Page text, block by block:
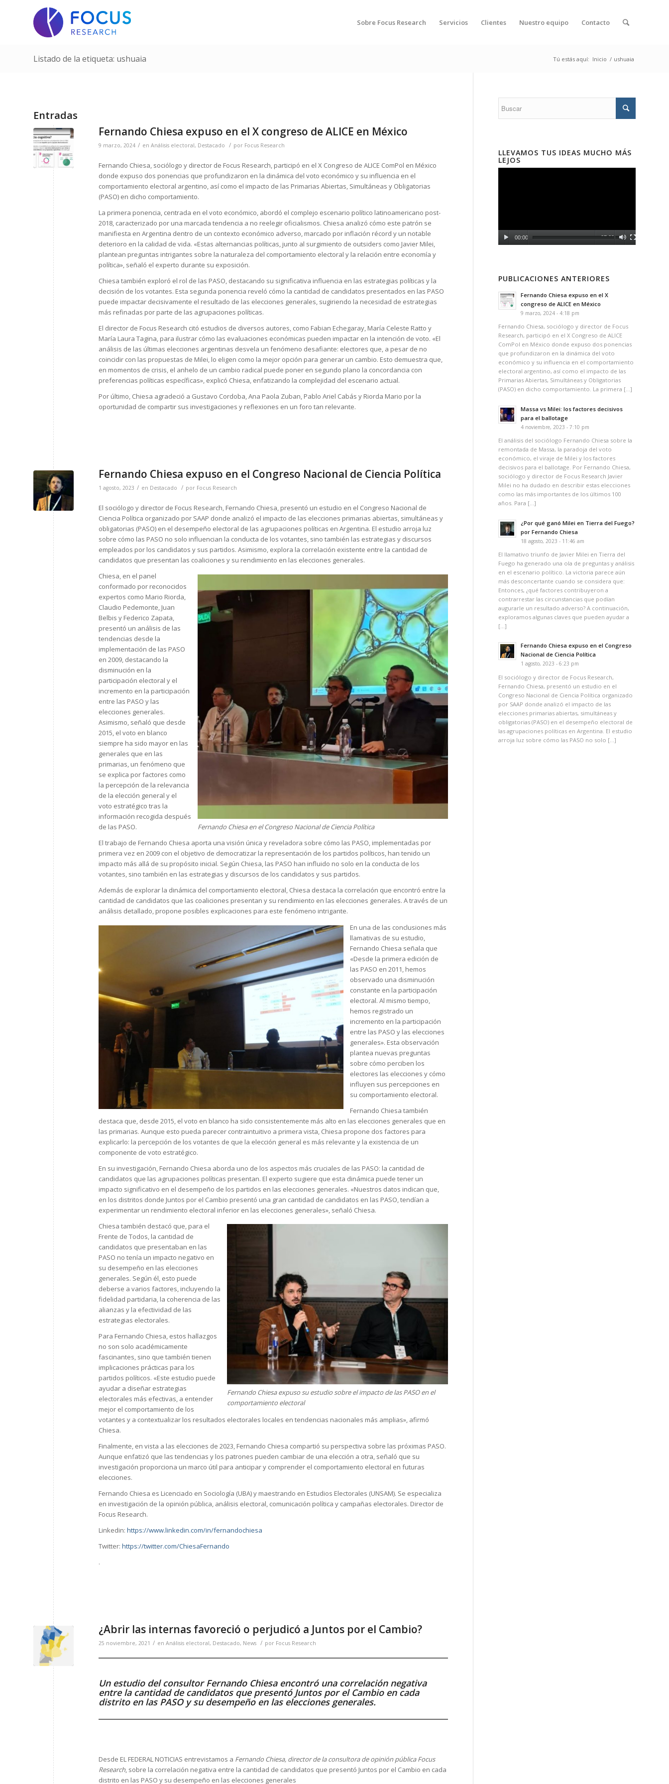
Sobre Focus Research Servicios Clientes Nuestro equipo Contacto
Listado de la etiqueta: ushuaia Tú estás aquí: Inicio / ushuaia
Entradas
Fernando Chiesa expuso en el X congreso de ALICE en México
9 marzo, 2024 / en Análisis electoral, Destacado / por Focus Research
Fernando Chiesa, sociólogo y director de Focus Research, participó en el X Congreso de ALICE ComPol en México
donde expuso dos ponencias que profundizaron en la dinámica del voto económico y su influencia en el
comportamiento electoral argentino, así como el impacto de las Primarias Abiertas, Simultáneas y Obligatorias
(PASO) en dicho comportamiento.
La primera ponencia, centrada en el voto económico, abordó el complejo escenario político latinoamericano post-
2018, caracterizado por una marcada tendencia a no reelegir oficialismos. Chiesa analizó cómo este patrón se
manifiesta en Argentina dentro de un contexto económico adverso, marcado por inflación récord y un notable
deterioro en la calidad de vida. «Estas alternancias políticas, junto al surgimiento de outsiders como Javier Milei,
plantean preguntas intrigantes sobre la naturaleza del comportamiento electoral y la relación entre economía y
política», señaló el experto durante su exposición.
Chiesa también exploró el rol de las PASO, destacando su significativa influencia en las estrategias políticas y la
decisión de los votantes. Esta segunda ponencia reveló cómo la cantidad de candidatos presentados en las PASO
puede impactar decisivamente el resultado de las elecciones generales, sugiriendo la necesidad de estrategias
más refinadas por parte de las agrupaciones políticas.
El director de Focus Research citó estudios de diversos autores, como Fabian Echegaray, María Celeste Ratto y
María Laura Tagina, para ilustrar cómo las evaluaciones económicas pueden impactar en la intención de voto. «El
análisis de las últimas elecciones argentinas desvela un fenómeno desafiante: electores que, a pesar de no
coincidir con las propuestas de Milei, lo eligen como la mejor opción para generar un cambio. Esto demuestra que,
en momentos de crisis, el anhelo de un cambio radical puede poner en segundo plano la concordancia con
preferencias políticas específicas», explicó Chiesa, enfatizando la complejidad del escenario actual.
Por último, Chiesa agradeció a Gustavo Cordoba, Ana Paola Zuban, Pablo Ariel Cabás y Riorda Mario por la
oportunidad de compartir sus investigaciones y reflexiones en un foro tan relevante.
Fernando Chiesa expuso en el Congreso Nacional de Ciencia Política
1 agosto, 2023 / en Destacado / por Focus Research
El sociólogo y director de Focus Research, Fernando Chiesa, presentó un estudio en el Congreso Nacional de
Ciencia Política organizado por SAAP donde analizó el impacto de las elecciones primarias abiertas, simultáneas y
obligatorias (PASO) en el desempeño electoral de las agrupaciones políticas en Argentina. El estudio arroja luz
sobre cómo las PASO no solo influencian la conducta de los votantes, sino también las estrategias y discursos
empleados por los candidatos y sus partidos. Asimismo, explora la correlación existente entre la cantidad de
candidatos que presentan las coaliciones y su rendimiento en las elecciones generales.
Fernando Chiesa en el Congreso Nacional de Ciencia Política
Chiesa, en el panel
conformado por reconocidos
expertos como Mario Riorda,
Claudio Pedemonte, Juan
Belbis y Federico Zapata,
presentó un análisis de las
tendencias desde la
implementación de las PASO
en 2009, destacando la
disminución en la
participación electoral y el
incremento en la participación
entre las PASO y las
elecciones generales.
Asimismo, señaló que desde
2015, el voto en blanco
siempre ha sido mayor en las
generales que en las
primarias, un fenómeno que
se explica por factores como
la percepción de la relevancia
de la elección general y el
voto estratégico tras la
información recogida después
de las PASO.
El trabajo de Fernando Chiesa aporta una visión única y reveladora sobre cómo las PASO, implementadas por
primera vez en 2009 con el objetivo de democratizar la representación de los partidos políticos, han tenido un
impacto más allá de su propósito inicial. Según Chiesa, las PASO han influido no solo en la conducta de los
votantes, sino también en las estrategias y discursos de los candidatos y sus partidos.
Además de explorar la dinámica del comportamiento electoral, Chiesa destaca la correlación que encontró entre la
cantidad de candidatos que las coaliciones presentan y su rendimiento en las elecciones generales. A través de un
análisis detallado, propone posibles explicaciones para este fenómeno intrigante.
En una de las conclusiones más
llamativas de su estudio,
Fernando Chiesa señala que
«Desde la primera edición de
las PASO en 2011, hemos
observado una disminución
constante en la participación
electoral. Al mismo tiempo,
hemos registrado un
incremento en la participación
entre las PASO y las elecciones
generales». Esta observación
plantea nuevas preguntas
sobre cómo perciben los
electores las elecciones y cómo
influyen sus percepciones en
su comportamiento electoral.
Fernando Chiesa también
destaca que, desde 2015, el voto en blanco ha sido consistentemente más alto en las elecciones generales que en
las primarias. Aunque esto pueda parecer contraintuitivo a primera vista, Chiesa propone dos factores para
explicarlo: la percepción de los votantes de que la elección general es más relevante y la existencia de un
componente de voto estratégico.
En su investigación, Fernando Chiesa aborda uno de los aspectos más cruciales de las PASO: la cantidad de
candidatos que las agrupaciones políticas presentan. El experto sugiere que esta dinámica puede tener un
impacto significativo en el desempeño de los partidos en las elecciones generales. «Nuestros datos indican que,
en los distritos donde Juntos por el Cambio presentó una gran cantidad de candidatos en las PASO, tendían a
experimentar un rendimiento electoral inferior en las elecciones generales», señaló Chiesa.
Fernando Chiesa expuso su estudio sobre el impacto de las PASO en el
comportamiento electoral
Chiesa también destacó que, para el
Frente de Todos, la cantidad de
candidatos que presentaban en las
PASO no tenía un impacto negativo en
su desempeño en las elecciones
generales. Según él, esto puede
deberse a varios factores, incluyendo la
fidelidad partidaria, la coherencia de las
alianzas y la efectividad de las
estrategias electorales.
Para Fernando Chiesa, estos hallazgos
no son solo académicamente
fascinantes, sino que también tienen
implicaciones prácticas para los
partidos políticos. «Este estudio puede
ayudar a diseñar estrategias
electorales más efectivas, a entender
mejor el comportamiento de los
votantes y a contextualizar los resultados electorales locales en tendencias nacionales más amplias», afirmó
Chiesa.
Finalmente, en vista a las elecciones de 2023, Fernando Chiesa compartió su perspectiva sobre las próximas PASO.
Aunque enfatizó que las tendencias y los patrones pueden cambiar de una elección a otra, señaló que su
investigación proporciona un marco útil para anticipar y comprender el comportamiento electoral en futuras
elecciones.
Fernando Chiesa es Licenciado en Sociología (UBA) y maestrando en Estudios Electorales (UNSAM). Se especializa
en investigación de la opinión pública, análisis electoral, comunicación política y campañas electorales. Director de
Focus Research.
Linkedin: https://www.linkedin.com/in/fernandochiesa
Twitter: https://twitter.com/ChiesaFernando
.
¿Abrir las internas favoreció o perjudicó a Juntos por el Cambio?
25 noviembre, 2021 / en Análisis electoral, Destacado, News / por Focus Research
Un estudio del consultor Fernando Chiesa encontró una correlación negativa
entre la cantidad de candidatos que presentó Juntos por el Cambio en cada
distrito en las PASO y su desempeño en las elecciones generales.
Desde EL FEDERAL NOTICIAS entrevistamos a Fernando Chiesa, director de la consultora de opinión pública Focus
Research, sobre la correlación negativa entre la cantidad de candidatos que presentó Juntos por el Cambio en cada
distrito en las PASO y su desempeño en las elecciones generales
LLEVAMOS TUS IDEAS MUCHO MÁS
LEJOS
00:00 07:09
PUBLICACIONES ANTERIORES
Fernando Chiesa expuso en el X
congreso de ALICE en México
9 marzo, 2024 - 4:18 pm
Fernando Chiesa, sociólogo y director de Focus
Research, participó en el X Congreso de ALICE
ComPol en México donde expuso dos ponencias
que profundizaron en la dinámica del voto
económico y su influencia en el comportamiento
electoral argentino, así como el impacto de las
Primarias Abiertas, Simultáneas y Obligatorias
(PASO) en dicho comportamiento. La primera […]
Massa vs Milei: los factores decisivos
para el ballotage
4 noviembre, 2023 - 7:10 pm
El análisis del sociólogo Fernando Chiesa sobre la
remontada de Massa, la paradoja del voto
económico, el viraje de Milei y los factores
decisivos para el ballotage. Por Fernando Chiesa,
sociólogo y director de Focus Research Javier
Milei no ha dudado en describir estas elecciones
como las más importantes de los últimos 100
años. Para […]
¿Por qué ganó Milei en Tierra del Fuego?
por Fernando Chiesa
18 agosto, 2023 - 11:46 am
El llamativo triunfo de Javier Milei en Tierra del
Fuego ha generado una ola de preguntas y análisis
en el escenario político. La victoria parece aún
más desconcertante cuando se considera que:
Entonces, ¿qué factores contribuyeron a
contrarrestar las circunstancias que podían
augurarle un resultado adverso? A continuación,
exploramos algunas claves que pueden ayudar a
[…]
Fernando Chiesa expuso en el Congreso
Nacional de Ciencia Política
1 agosto, 2023 - 6:23 pm
El sociólogo y director de Focus Research,
Fernando Chiesa, presentó un estudio en el
Congreso Nacional de Ciencia Política organizado
por SAAP donde analizó el impacto de las
elecciones primarias abiertas, simultáneas y
obligatorias (PASO) en el desempeño electoral de
las agrupaciones políticas en Argentina. El estudio
arroja luz sobre cómo las PASO no solo […]